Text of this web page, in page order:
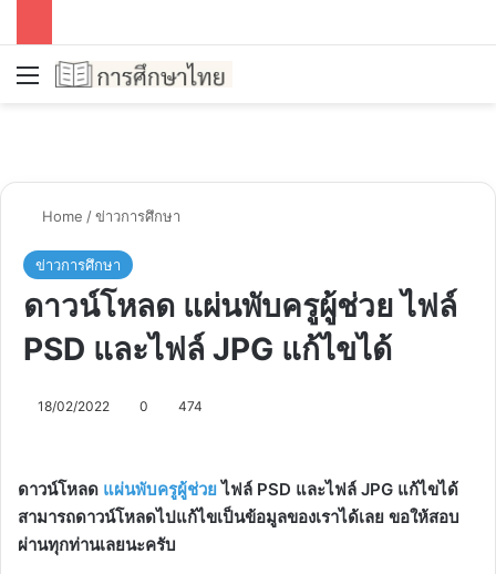
Menu
Home /ข่าวการศึกษา
ข่าวการศึกษา
ดาวน์โหลด แผ่นพับครูผู้ช่วย ไฟล์
PSD และไฟล์ JPG แก้ไขได้
18/02/2022 0 474
ดาวน์โหลด แผ่นพับครูผู้ช่วยไฟล์ PSD และไฟล์ JPG แก้ไขได้
สามารถดาวน์โหลดไปแก้ไขเป็นข้อมูลของเราได้เลย ขอให้สอบ
ผ่านทุกท่านเลยนะครับ